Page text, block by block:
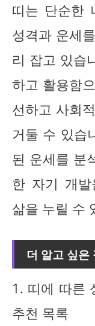
띠는 단순한
성격과 운세
리 잡고 있습
하고 활용함
선하고 사회
거둘 수 있습
된 운세를 분
한 자기 개
삶을 누릴 수
더 알고 싶은
1. 띠에 따른
추천 목록